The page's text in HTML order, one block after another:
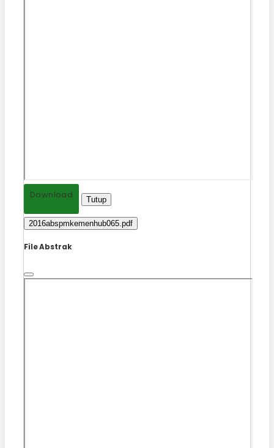
Download Tutup
2016abspmkemenhub065.pdf
File Abstrak